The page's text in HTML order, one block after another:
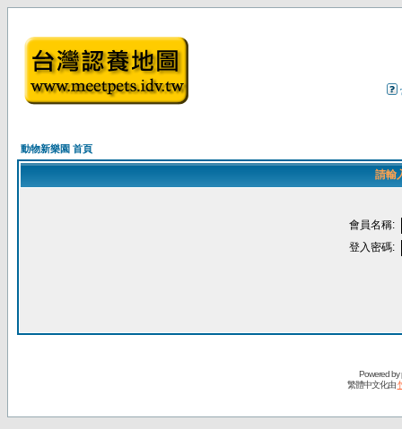
動物新樂園 首頁
請輸
會員名稱:
登入密碼:
Powered by
繁體中文化由